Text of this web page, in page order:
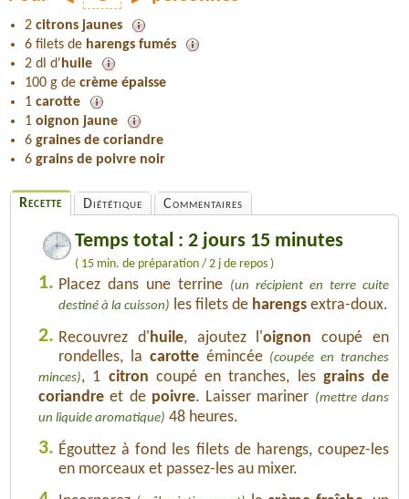
2 citrons jaunes
6 filets de harengs fumés
2 dl d' huile
100 g de crème épaisse
1 carotte
1 oignon jaune
6 graines de coriandre
6 grains de poivre noir
Recette Diététique Commentaires
Temps total : 2 jours 15 minutes
( 15 min. de préparation / 2 j de repos )
1. Placez dans une terrine (un récipient en terre cuite
destiné à la cuisson) les filets de harengs extra-doux.
2. Recouvrez d' huile, ajoutez l'oignon coupé en
rondelles, la carotteémincée (coupée en tranches
minces), 1 citron coupé en tranches, les grains de
coriandre et de poivre. Laisser mariner (mettre dans
un liquide aromatique) 48 heures.
3. Égouttez à fond les filets de harengs, coupez-les
en morceaux et passez-les au mixer.